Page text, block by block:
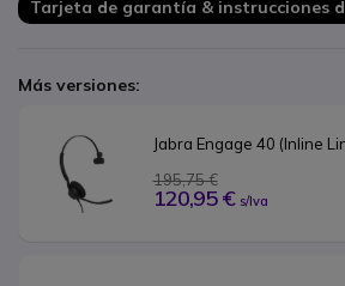
Tarjeta de garantía & instrucciones
Más versiones:
Jabra Engage 40 (Inline
195,75 €
120,95 € s/Iva